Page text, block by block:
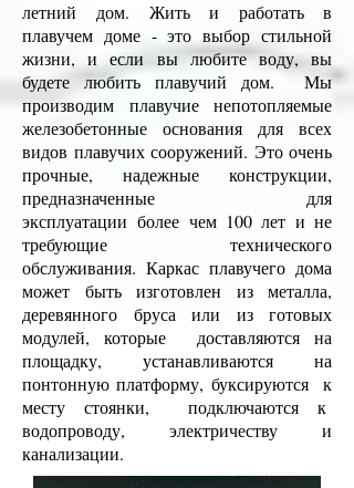
летний дом. Жить и работать в
плавучем доме - это выбор стильной
жизни, и если вы любите воду, вы
будете любить плавучий дом. Мы
производим плавучие непотопляемые
железобетонные основания для всех
видов плавучих сооружений. Это очень
прочные, надежные конструкции,
предназначенные для
эксплуатации более чем 100 лет и не
требующие технического
обслуживания. Каркас плавучего дома
может быть изготовлен из металла,
деревянного бруса или из готовых
модулей, которые доставляются на
площадку, устанавливаются на
понтонную платформу, буксируются к
месту стоянки, подключаются к
водопроводу, электричеству и
канализации.